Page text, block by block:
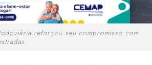
reforçou seu compromisso com